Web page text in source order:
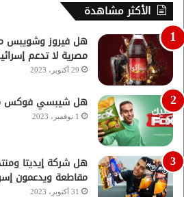
الأكثر مشاهدة
هل فيروز وشويبس
مصرية لا تدعم
29 أكتوبر، 2023
هل شيبسي فوكس
1 نوفمبر، 2023
هل شركة إيديتا
مقاطعة ويدعمون
31 أكتوبر، 2023